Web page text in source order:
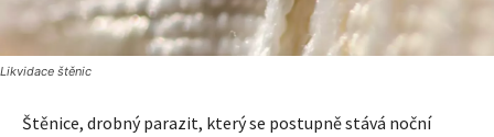
Likvidace štěnic
Štěnice, drobný parazit, který se postupně stává noční